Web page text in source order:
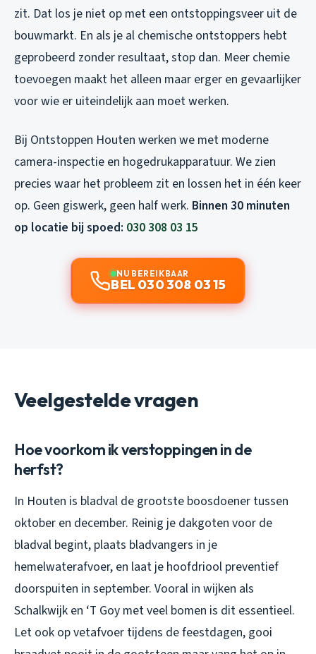
zit. Dat los je niet op met een ontstoppingsveer uit de
bouwmarkt. En als je al chemische ontstoppers hebt
geprobeerd zonder resultaat, stop dan. Meer chemie
toevoegen maakt het alleen maar erger en gevaarlijker
voor wie er uiteindelijk aan moet werken.
Bij Ontstoppen Houten werken we met moderne
camera-inspectie en hogedrukapparatuur. We zien
precies waar het probleem zit en lossen het in één keer
op. Geen giswerk, geen half werk. Binnen 30 minuten
op locatie bij spoed: 030 308 03 15
NU BEREIKBAAR
BEL 030 308 03 15
Veelgestelde vragen
Hoe voorkom ik verstoppingen in de
herfst?
In Houten is bladval de grootste boosdoener tussen
oktober en december. Reinig je dakgoten voor de
bladval begint, plaats bladvangers in je
hemelwaterafvoer, en laat je hoofdriool preventief
doorspuiten in september. Vooral in wijken als
Schalkwijk en ‘T Goy met veel bomen is dit essentieel.
Let ook op vetafvoer tijdens de feestdagen, gooi